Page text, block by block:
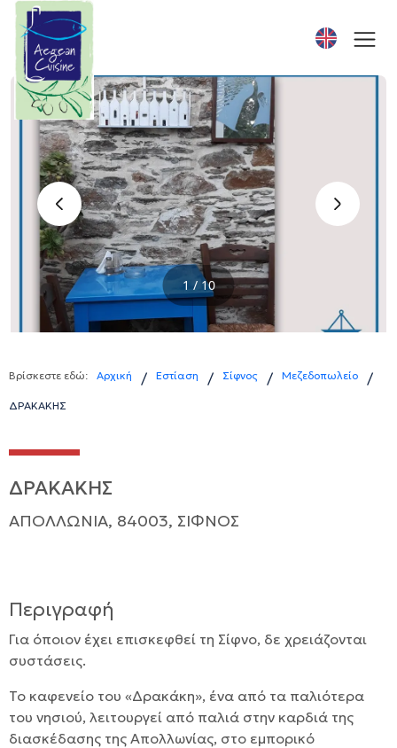
‹ ›
1 / 10
Βρίσκεστε εδώ: Αρχική / Εστίαση / Σίφνος / Μεζεδοπωλείο /
ΔΡΑΚΑΚΗΣ
ΔΡΑΚΑΚΗΣ
ΑΠΟΛΛΩΝΙΑ, 84003, ΣΙΦΝΟΣ
Περιγραφή
Για όποιον έχει επισκεφθεί τη Σίφνο, δε χρειάζονται
συστάσεις.
Το καφενείο του «Δρακάκη», ένα από τα παλιότερα
του νησιού, λειτουργεί από παλιά στην καρδιά της
διασκέδασης της Απολλωνίας, στο εμπορικό